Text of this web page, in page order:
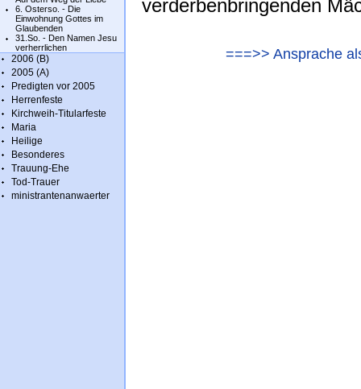
6. Osterso. - Die
Einwohnung Gottes im
Glaubenden
31.So. - Den Namen Jesu
verherrlichen
2006 (B)
2005 (A)
Predigten vor 2005
Herrenfeste
Kirchweih-Titularfeste
Maria
Heilige
Besonderes
Trauung-Ehe
Tod-Trauer
ministrantenanwaerter
verderbenbringenden
===>> Ansprache